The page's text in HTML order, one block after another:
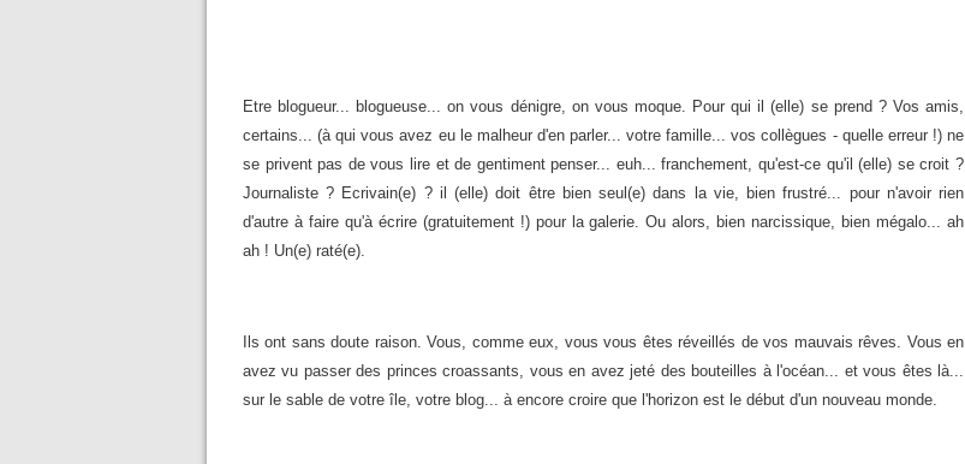
Etre blogueur... blogueuse... on vous dénigre, on vous moque. Pour qui il (elle) se prend ? Vos amis,
certains... (à qui vous avez eu le malheur d'en parler... votre famille... vos collègues - quelle erreur !) ne
se privent pas de vous lire et de gentiment penser... euh... franchement, qu'est-ce qu'il (elle) se croit ?
Journaliste ? Ecrivain(e) ? il (elle) doit être bien seul(e) dans la vie, bien frustré... pour n'avoir rien
d'autre à faire qu'à écrire (gratuitement !) pour la galerie. Ou alors, bien narcissique, bien mégalo... ah
ah ! Un(e) raté(e).
Ils ont sans doute raison. Vous, comme eux, vous vous êtes réveillés de vos mauvais rêves. Vous en
avez vu passer des princes croassants, vous en avez jeté des bouteilles à l'océan... et vous êtes là...
sur le sable de votre île, votre blog... à encore croire que l'horizon est le début d'un nouveau monde.